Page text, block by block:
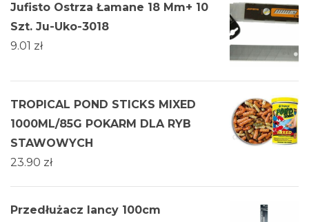
Jufisto Ostrza Łamane 18 Mm+ 10
Szt. Ju-Uko-3018
9.01 zł
TROPICAL POND STICKS MIXED
1000ML/85G POKARM DLA RYB
STAWOWYCH
23.90 zł
Przedłużacz lancy 100cm